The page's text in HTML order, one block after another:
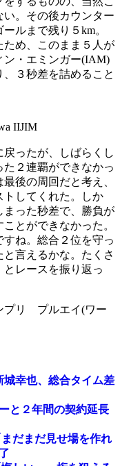
。その後カウンター
ルまで残り５km。
ため、このまま５人が
ン・エミンガー(IAM)
３秒差を詰めること
IIJIM
ったが、しばらくし
２連覇ができなかっ
後の周回だと考え、
トしてくれた。しか
まった秒差で、勝負が
とができなかった。
ね。総合２位を守っ
言えるかな。たくさ
レースを振り返っ
プリ プルエイ(ワー
幸也、総合タイム差
と２年間の契約延長
だまだ見せ場を作れ